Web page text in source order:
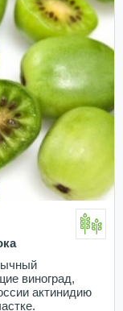
виноград,
актинидию